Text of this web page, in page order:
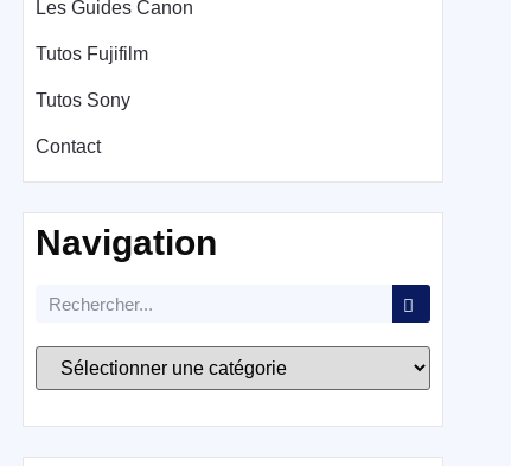
Les Guides Canon
Tutos Fujifilm
Tutos Sony
Contact
Navigation